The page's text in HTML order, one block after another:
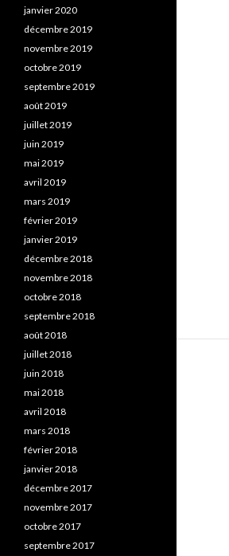
janvier 2020
décembre 2019
novembre 2019
octobre 2019
septembre 2019
août 2019
juillet 2019
juin 2019
mai 2019
avril 2019
mars 2019
février 2019
janvier 2019
décembre 2018
novembre 2018
octobre 2018
septembre 2018
août 2018
juillet 2018
juin 2018
mai 2018
avril 2018
mars 2018
février 2018
janvier 2018
décembre 2017
novembre 2017
octobre 2017
septembre 2017